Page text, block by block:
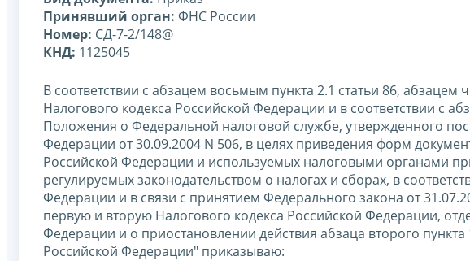
Принявший орган: ФНС России
Номер: СД-7-2/148@
КНД: 1125045
В соответствии с абзацем восьмым пункта 2.1 статьи 86, абзацем
Налогового кодекса Российской Федерации и в соответствии с
Положения о Федеральной налоговой службе, утвержденного
Федерации от 30.09.2004 N 506, в целях приведения форм
Российской Федерации и используемых налоговыми органами
регулируемых законодательством о налогах и сборах, в
Федерации и в связи с принятием Федерального закона от
первую и вторую Налогового кодекса Российской Федерации,
Федерации и о приостановлении действия абзаца второго пункта
Российской Федерации" приказываю: